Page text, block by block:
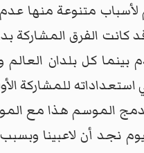
متنوعة منها عدم
كانت الفرق
بينما كل بلدان
الموسم هذا مع
نجد أن لاعبينا